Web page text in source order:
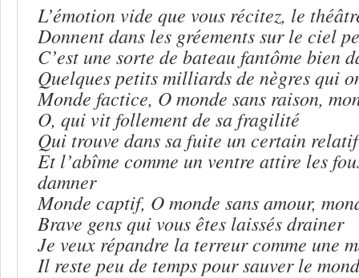
L’émotion vide que vous récitez, le
Donnent dans les gréements sur le ciel
C’est une sorte de bateau fantôme bien
Quelques petits milliards de nègres qui
Monde factice, O monde sans raison,
O, qui vit follement de sa fragilité
Qui trouve dans sa fuite un certain
Et l’abîme comme un ventre attire les
damner
Monde captif, O monde sans amour,
Brave gens qui vous êtes laissés drainer
Je veux répandre la terreur comme une
Il reste peu de temps pour sauver le